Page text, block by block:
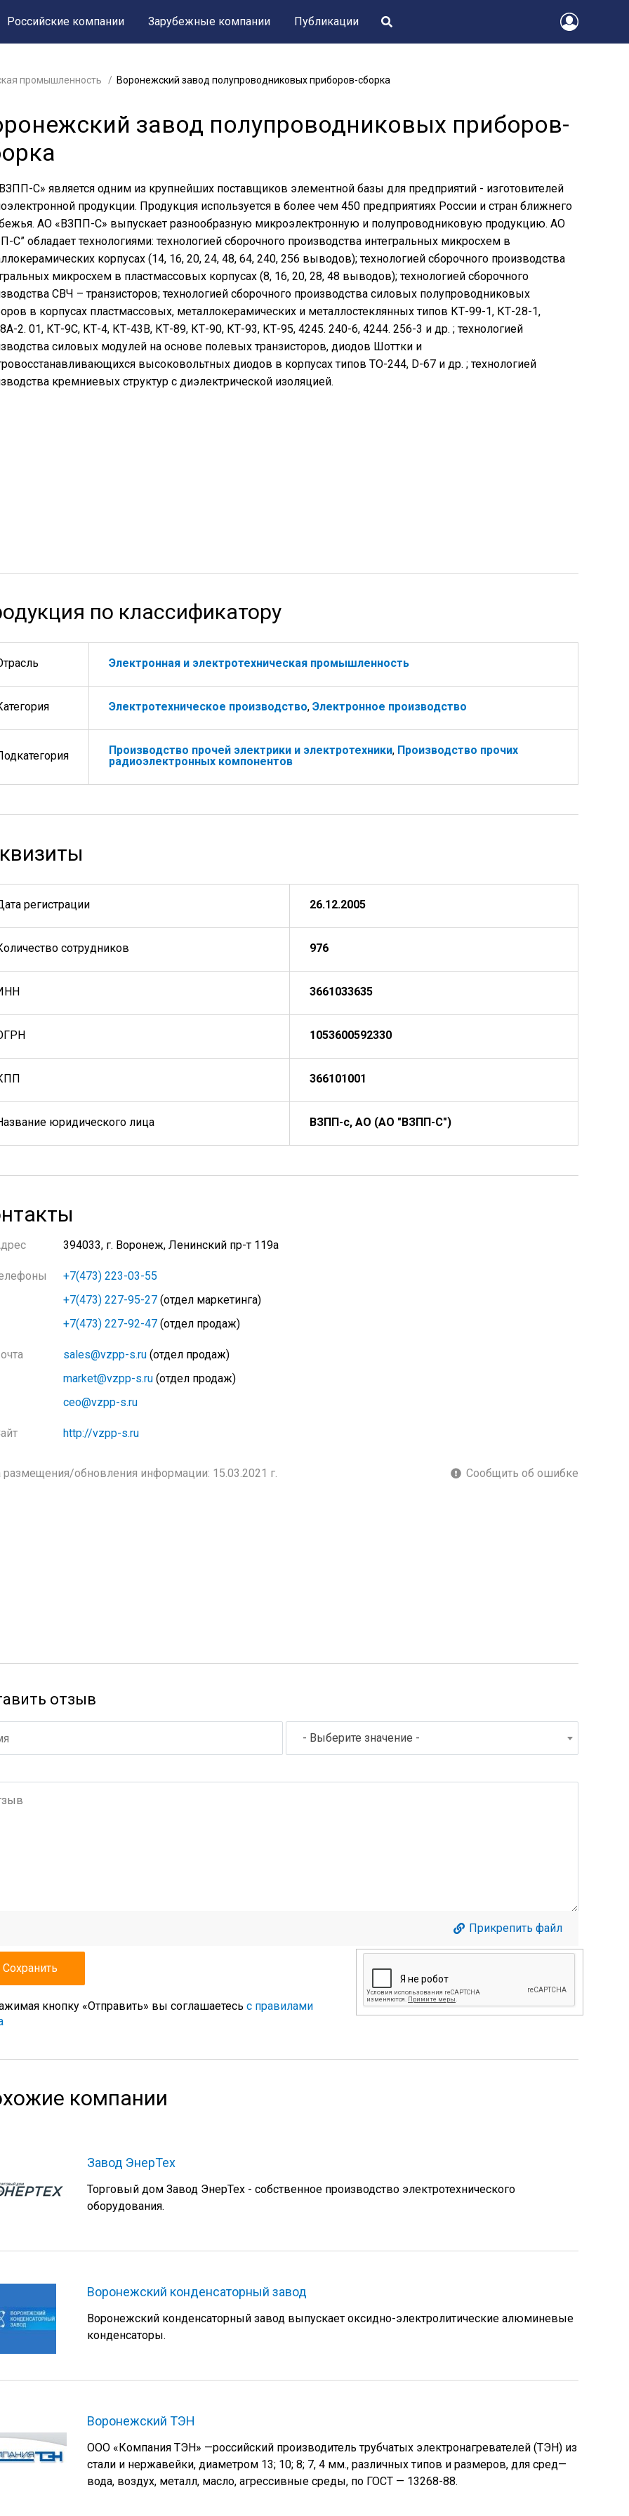
Российские компании Зарубежные компании Публикации
промышленность Воронежский завод полупроводниковых приборов-сборка
завод полупроводниковых приборов-
С» является одним из крупнейших поставщиков элементной базы для предприятий - изготовителей
продукции. Продукция используется в более чем 450 предприятиях России и стран ближнего
АО «ВЗПП-С» выпускает разнообразную микроэлектронную и полупроводниковую продукцию. АО
С” обладает технологиями: технологией сборочного производства интегральных микросхем в
корпусах (14, 16, 20, 24, 48, 64, 240, 256 выводов); технологией сборочного производства
микросхем в пластмассовых корпусах (8, 16, 20, 28, 48 выводов); технологией сборочного
СВЧ – транзисторов; технологией сборочного производства силовых полупроводниковых
в корпусах пластмассовых, металлокерамических и металлостеклянных типов КТ-99-1, КТ-28-1,
2. 01, КТ-9С, КТ-4, КТ-43В, КТ-89, КТ-90, КТ-93, КТ-95, 4245. 240-6, 4244. 256-3 и др. ; технологией
силовых модулей на основе полевых транзисторов, диодов Шоттки и
высоковольтных диодов в корпусах типов ТО-244, D-67 и др. ; технологией
кремниевых структур с диэлектрической изоляцией.
по классификатору
Электронная и электротехническая промышленность
Электротехническое производство, Электронное производство
Производство прочей электрики и электротехники, Производство прочих
радиоэлектронных компонентов
регистрации 26.12.2005
сотрудников 976
3661033635
1053600592330
366101001
юридического лица ВЗПП-с, АО (АО "ВЗПП-С")
394033, г. Воронеж, Ленинский пр-т 119а
+7(473) 223-03-55
+7(473) 227-95-27 (отдел маркетинга)
+7(473) 227-92-47 (отдел продаж)
sales@vzpp-s.ru (отдел продаж)
market@vzpp-s.ru (отдел продаж)
ceo@vzpp-s.ru
http://vzpp-s.ru
размещения/обновления информации: 15.03.2021 г. Сообщить об ошибке
отзыв
- Выберите значение -
Прикрепить файл
кнопку «Отправить» вы соглашаетесь с правилами
компании
Завод ЭнерТех
Торговый дом Завод ЭнерТех - собственное производство электротехнического
оборудования.
Воронежский конденсаторный завод
Воронежский конденсаторный завод выпускает оксидно-электролитические алюминевые
конденсаторы.
Воронежский ТЭН
ООО «Компания ТЭН» —российский производитель трубчатых электронагревателей (ТЭН) из
стали и нержавейки, диаметром 13; 10; 8; 7, 4 мм., различных типов и размеров, для сред—
вода, воздух, металл, масло, агрессивные среды, по ГОСТ — 13268-88.